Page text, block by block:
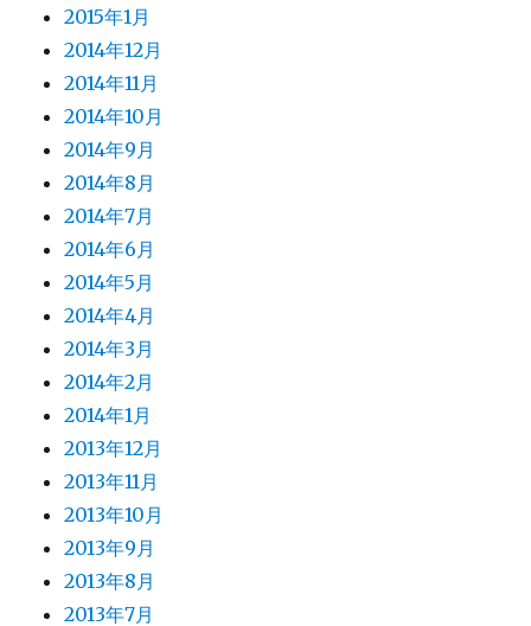
2015年1月
2014年12月
2014年11月
2014年10月
2014年9月
2014年8月
2014年7月
2014年6月
2014年5月
2014年4月
2014年3月
2014年2月
2014年1月
2013年12月
2013年11月
2013年10月
2013年9月
2013年8月
2013年7月